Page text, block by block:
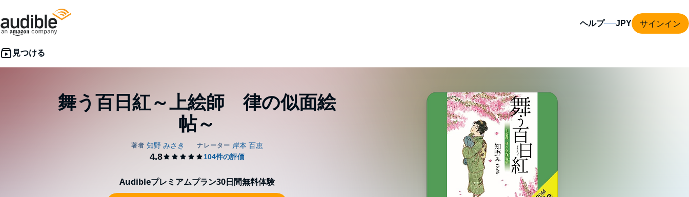
ヘルプ サインイン
舞う百日紅～上絵師 律の似面絵
帖～
Audibleプレミアムプラン30日間無料体験